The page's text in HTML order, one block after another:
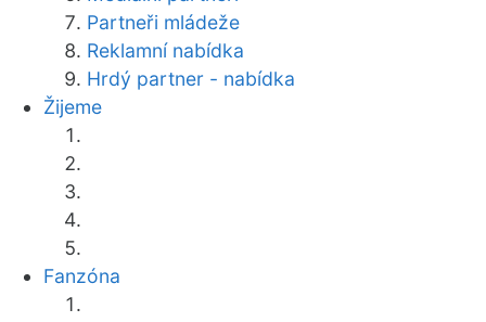
Partneři mládeže
Reklamní nabídka
Hrdý partner - nabídka
Žijeme
Fanzóna